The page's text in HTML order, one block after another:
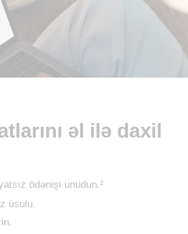
əl ilə daxil
ödənişi unudun.²
üsulu.